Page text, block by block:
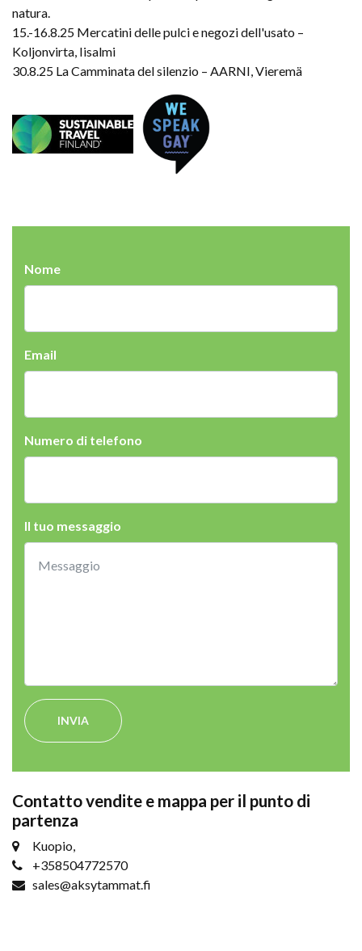
natura.
15.-16.8.25 Mercatini delle pulci e negozi dell'usato –
Koljonvirta, Iisalmi
30.8.25 La Camminata del silenzio – AARNI, Vieremä
Nome
Email
Numero di telefono
Il tuo messaggio
INVIA
Contatto vendite e mappa per il punto di
partenza
Kuopio,
+358504772570
sales@aksytammat.fi